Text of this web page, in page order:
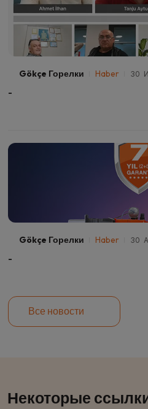
Gökçe Горелки Haber 30
-
Gökçe Горелки Haber 30
-
Все новости
Некоторые